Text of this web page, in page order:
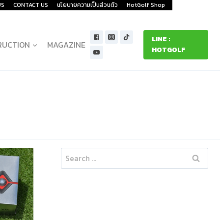
CONTACT US นโยบายความเป็นส่วนตัว HotGolf Shop
MAGAZINE
LINE :
HOTGOLF
Search
for: